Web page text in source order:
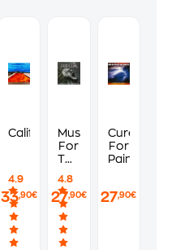
Californication
4.9
33,90€
Music
For
The
Gene
4.8
27,90€
Cure
For
Pain
27,90€